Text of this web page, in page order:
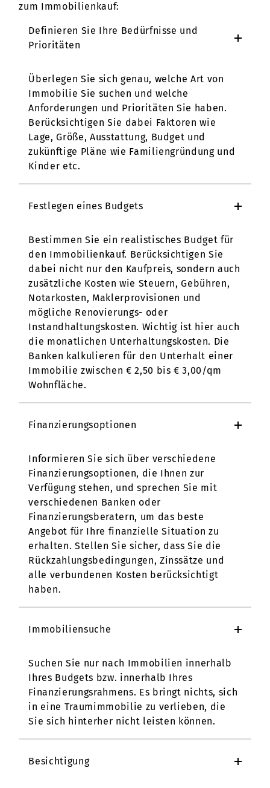
zum Immobilienkauf:
Definieren Sie Ihre Bedürfnisse und
Prioritäten
Überlegen Sie sich genau, welche Art von
Immobilie Sie suchen und welche
Anforderungen und Prioritäten Sie haben.
Berücksichtigen Sie dabei Faktoren wie
Lage, Größe, Ausstattung, Budget und
zukünftige Pläne wie Familiengründung und
Kinder etc.
Festlegen eines Budgets
Bestimmen Sie ein realistisches Budget für
den Immobilienkauf. Berücksichtigen Sie
dabei nicht nur den Kaufpreis, sondern auch
zusätzliche Kosten wie Steuern, Gebühren,
Notarkosten, Maklerprovisionen und
mögliche Renovierungs- oder
Instandhaltungskosten. Wichtig ist hier auch
die monatlichen Unterhaltungskosten. Die
Banken kalkulieren für den Unterhalt einer
Immobilie zwischen € 2,50 bis € 3,00/qm
Wohnfläche.
Finanzierungsoptionen
Informieren Sie sich über verschiedene
Finanzierungsoptionen, die Ihnen zur
Verfügung stehen, und sprechen Sie mit
verschiedenen Banken oder
Finanzierungsberatern, um das beste
Angebot für Ihre finanzielle Situation zu
erhalten. Stellen Sie sicher, dass Sie die
Rückzahlungsbedingungen, Zinssätze und
alle verbundenen Kosten berücksichtigt
haben.
Immobiliensuche
Suchen Sie nur nach Immobilien innerhalb
Ihres Budgets bzw. innerhalb Ihres
Finanzierungsrahmens. Es bringt nichts, sich
in eine Traumimmobilie zu verlieben, die
Sie sich hinterher nicht leisten können.
Besichtigung